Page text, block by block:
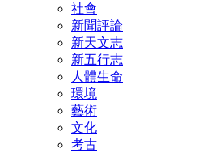
社會
新聞評論
新天文志
新五行志
人體生命
環境
藝術
文化
考古